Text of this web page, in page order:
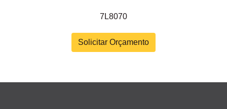
7L8070
Solicitar Orçamento